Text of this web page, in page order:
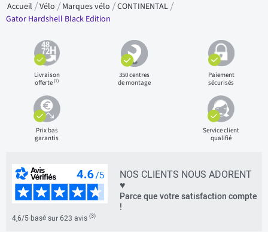
Accueil Vélo Marques vélo
CONTINENTAL
Gator Hardshell Black Edition
Livraison
offerte(1)
350 centres
de montage
Paiement
sécurisés
Prix bas
garantis
Service client
qualifié
NOS CLIENTS NOUS ADORENT
♥
Parce que votre satisfaction compte
!
4,6/5 basé sur 623 avis (3)